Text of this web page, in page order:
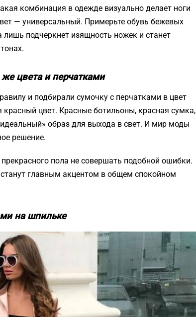
комбинация в одежде визуально делает ноги
— универсальный. Примерьте обувь бежевых
подчеркнет изящность ножек и станет
цвета и перчатками
и подбирали сумочку с перчатками в цвет
цвет. Красные ботильоны, красная сумка,
образ для выхода в свет. И мир моды
решение.
пола не совершать подобной ошибки.
главным акцентом в общем спокойном
на шпильке